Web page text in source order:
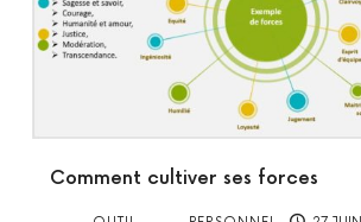
Comment cultiver ses forces